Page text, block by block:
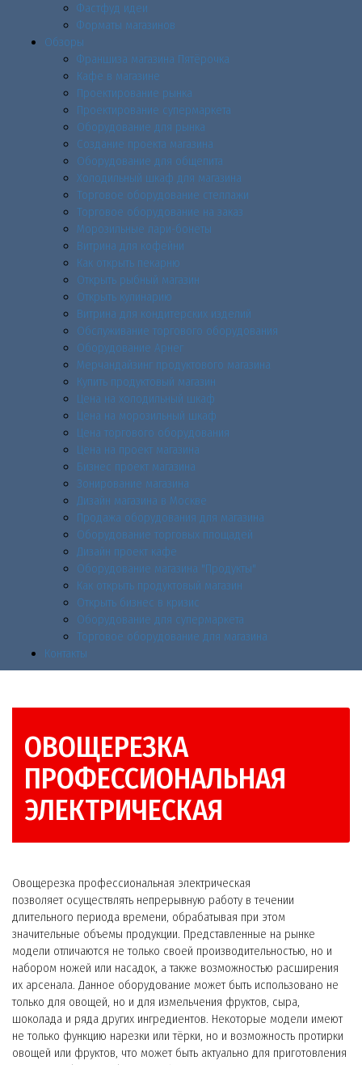
Фастфуд идеи
Форматы магазинов
Обзоры
Франшиза магазина Пятёрочка
Кафе в магазине
Проектирование рынка
Проектирование супермаркета
Оборудование для рынка
Создание проекта магазина
Оборудование для общепита
Холодильный шкаф для магазина
Торговое оборудование стеллажи
Торговое оборудование на заказ
Морозильные лари-бонеты
Витрина для кофейни
Как открыть пекарню
Открыть рыбный магазин
Открыть кулинарию
Витрина для кондитерских изделий
Обслуживание торгового оборудования
Оборудование Арнег
Мерчандайзинг продуктового магазина
Купить продуктовый магазин
Цена на холодильный шкаф
Цена на морозильный шкаф
Цена торгового оборудования
Цена на проект магазина
Бизнес проект магазина
Зонирование магазина
Дизайн магазина в Москве
Продажа оборудования для магазина
Оборудование торговых площадей
Дизайн проект кафе
Оборудование магазина "Продукты"
Как открыть продуктовый магазин
Открыть бизнес в кризис
Оборудование для супермаркета
Торговое оборудование для магазина
Контакты
ОВОЩЕРЕЗКА
ПРОФЕССИОНАЛЬНАЯ
ЭЛЕКТРИЧЕСКАЯ
Овощерезка профессиональная электрическая
позволяет осуществлять непрерывную работу в течении
длительного периода времени, обрабатывая при этом
значительные объемы продукции. Представленные на рынке
модели отличаются не только своей производительностью, но и
набором ножей или насадок, а также возможностью расширения
их арсенала. Данное оборудование может быть использовано не
только для овощей, но и для измельчения фруктов, сыра,
шоколада и ряда других ингредиентов. Некоторые модели имеют
не только функцию нарезки или тёрки, но и возможность протирки
овощей или фруктов, что может быть актуально для приготовления